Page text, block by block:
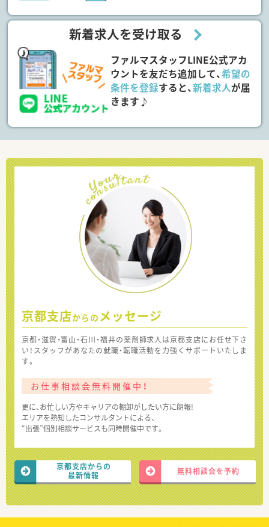
新着求人を受け取る
ファルマスタッフLINE公式アカ
ウントを友だち追加して、希望の
条件を登録すると、新着求人が届
きます♪
京都支店からの メッセージ
京都・滋賀・富山・石川・福井の薬剤師求人は京都支店にお任せ下さ
い！スタッフがあなたの就職・転職活動を力強くサポートいたしま
す。
お仕事相談会無料開催中！
更に、お忙しい方やキャリアの棚卸がしたい方に朗報!
エリアを熟知したコンサルタントによる、
“出張”個別相談サービスも同時開催中です。
京都支店からの
最新情報
無料相談会を予約